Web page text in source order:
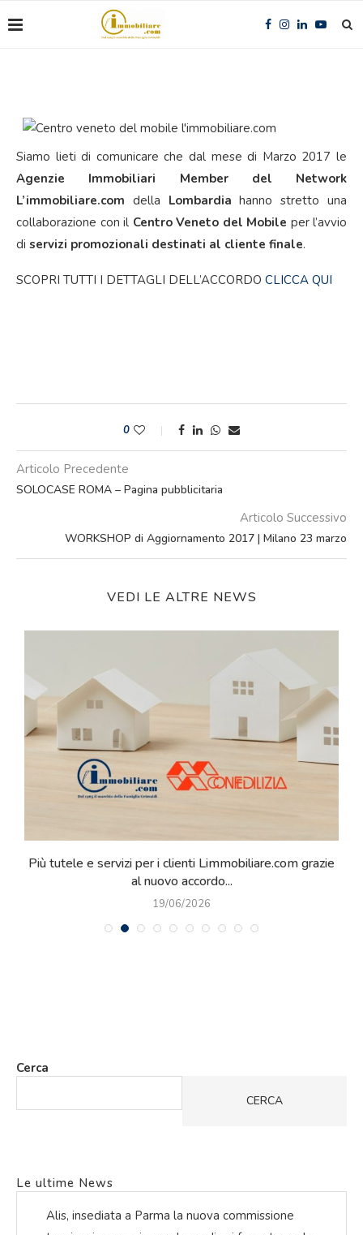
Siamo lieti di comunicare che dal mese di Marzo 2017 le
Agenzie Immobiliari Member del Network
L’immobiliare.com della Lombardia hanno stretto una
collaborazione con il Centro Veneto del Mobile per l’avvio
di servizi promozionali destinati al cliente finale.
SCOPRI TUTTI I DETTAGLI DELL’ACCORDO CLICCA QUI
0
Articolo Precedente
SOLOCASE ROMA – Pagina pubblicitaria
Articolo Successivo
WORKSHOP di Aggiornamento 2017 | Milano 23 marzo
VEDI LE ALTRE NEWS
Più tutele e servizi per i clienti Limmobiliare.com grazie
al nuovo accordo...
19/06/2026
Cerca
CERCA
Le ultime News
Alis, insediata a Parma la nuova commissione